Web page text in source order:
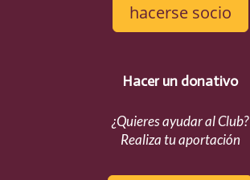
hacerse socio
Hacer un donativo
¿Quieres ayudar al Club?
Realiza tu aportación